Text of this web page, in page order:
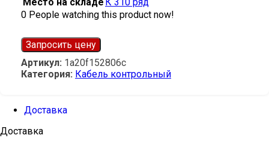
0 People watching this product now!
Запросить цену
Артикул: 1a20f152806c
Категория: Кабель контрольный
Доставка
Доставка